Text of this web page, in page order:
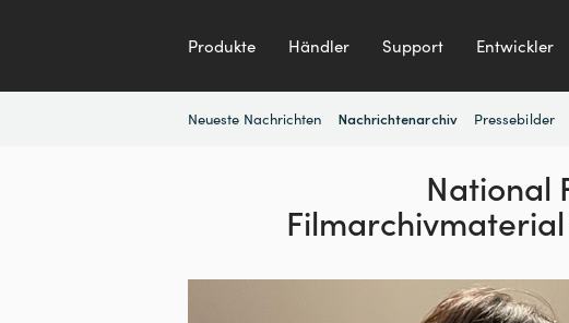
Produkte Händler Support Entwickler
Neueste Nachrichten Nachrichtenarchiv Pressebilder
National